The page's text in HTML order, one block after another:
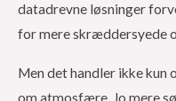
datadrevne løsninger
for mere skræddersyede
Men det handler ikke kun
om atmosfære. Jo mere